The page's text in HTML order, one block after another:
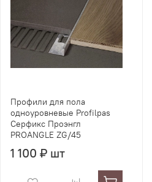
Профили для пола
одноуровневые Profilpas
Серфикс Проэнгл
PROANGLE ZG/45
1 100 ₽ шт